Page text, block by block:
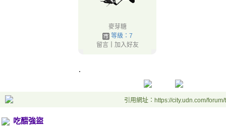
麥芽糖
等級：7
留言｜ 加入好友
.
引用網址：https://city.udn.com/
吃醋強盜